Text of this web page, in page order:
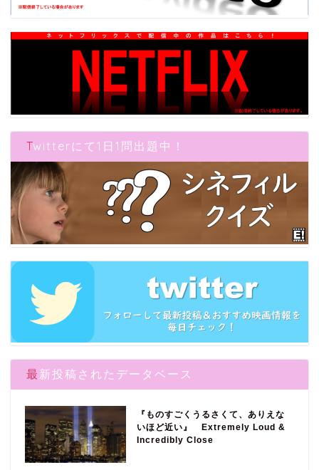
Twitterにて1日1問出題中！
最新投稿されたデータベース
『ものすごくうるさくて、ありえな
いほど近い』 Extremely Loud &
Incredibly Close